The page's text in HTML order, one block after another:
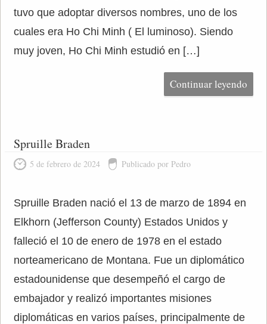
tuvo que adoptar diversos nombres, uno de los
cuales era Ho Chi Minh ( El luminoso). Siendo
muy joven, Ho Chi Minh estudió en […]
Continuar leyendo
Spruille Braden
5 de febrero de 2024 Publicado por Pedro
Spruille Braden nació el 13 de marzo de 1894 en
Elkhorn (Jefferson County) Estados Unidos y
falleció el 10 de enero de 1978 en el estado
norteamericano de Montana. Fue un diplomático
estadounidense que desempeñó el cargo de
embajador y realizó importantes misiones
diplomáticas en varios países, principalmente de